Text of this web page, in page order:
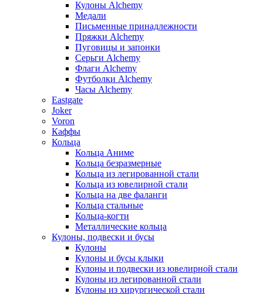
Кулоны Alchemy
Медали
Письменные принадлежности
Пряжки Alchemy
Пуговицы и запонки
Серьги Alchemy
Флаги Alchemy
Футболки Alchemy
Часы Alchemy
Eastgate
Joker
Voron
Каффы
Кольца
Кольца Аниме
Кольца безразмерные
Кольца из легированной стали
Кольца из ювелирной стали
Кольца на две фаланги
Кольца стальные
Кольца-когти
Металлические кольца
Кулоны, подвески и бусы
Кулоны
Кулоны и бусы клыки
Кулоны и подвески из ювелирной стали
Кулоны из легированной стали
Кулоны из хирургической стали